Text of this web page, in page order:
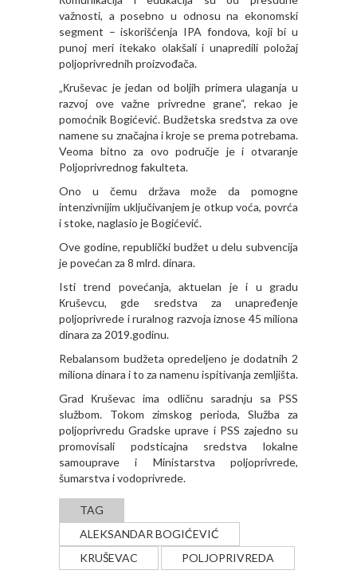
važnosti, a posebno u odnosu na ekonomski
segment – iskorišćenja IPA fondova, koji bi u
punoj meri itekako olakšali i unapredili položaj
poljoprivrednih proizvođača.
„Кruševac je jedan od boljih primera ulaganja u
razvoj ove važne privredne grane“, rekao je
pomoćnik Bogićević. Budžetska sredstva za ove
namene su značajna i kroje se prema potrebama.
Veoma bitno za ovo područje je i otvaranje
Poljoprivrednog fakulteta.
Ono u čemu država može da pomogne
intenzivnijim uključivanjem je otkup voća, povrća
i stoke, naglasio je Bogićević.
Ove godine, republički budžet u delu subvencija
je povećan za 8 mlrd. dinara.
Isti trend povećanja, aktuelan je i u gradu
Кruševcu, gde sredstva za unapređenje
poljoprivrede i ruralnog razvoja iznose 45 miliona
dinara za 2019.godinu.
Rebalansom budžeta opredeljeno je dodatnih 2
miliona dinara i to za namenu ispitivanja zemljišta.
Grad Кruševac ima odličnu saradnju sa PSS
službom. Tokom zimskog perioda, Služba za
poljoprivredu Gradske uprave i PSS zajedno su
promovisali podsticajna sredstva lokalne
samouprave i Ministarstva poljoprivrede,
šumarstva i vodoprivrede.
TAG
ALEKSANDAR BOGIĆEVIĆ
KRUŠEVAC
POLJOPRIVREDA